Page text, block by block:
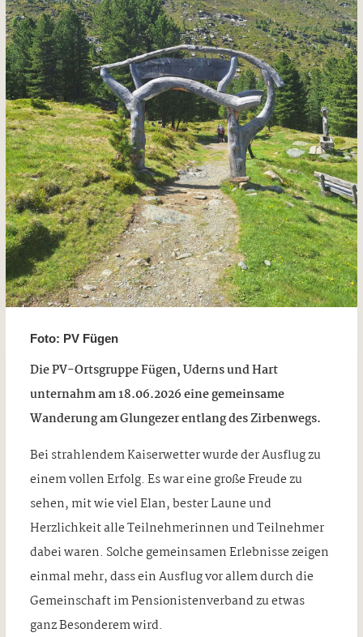
Foto: PV Fügen
Die PV-Ortsgruppe Fügen, Uderns und Hart
unternahm am 18.06.2026 eine gemeinsame
Wanderung am Glungezer entlang des Zirbenwegs.
Bei strahlendem Kaiserwetter wurde der Ausflug zu
einem vollen Erfolg. Es war eine große Freude zu
sehen, mit wie viel Elan, bester Laune und
Herzlichkeit alle Teilnehmerinnen und Teilnehmer
dabei waren. Solche gemeinsamen Erlebnisse zeigen
einmal mehr, dass ein Ausflug vor allem durch die
Gemeinschaft im Pensionistenverband zu etwas
ganz Besonderem wird.